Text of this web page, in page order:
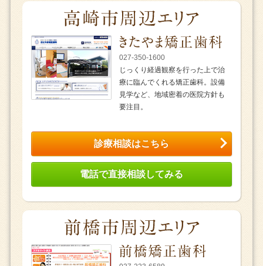
027-350-1600
じっくり経過観察を行った上で治
療に臨んでくれる矯正歯科。設備
見学など、地域密着の医院方針も
要注目。
診療相談はこちら
電話で直接相談してみる